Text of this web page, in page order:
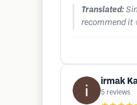
Translated:
recommend it
irmak
5 reviews